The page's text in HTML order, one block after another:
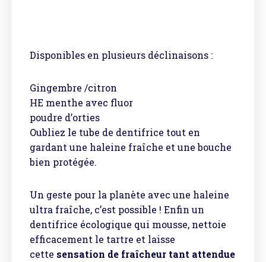
Disponibles en plusieurs déclinaisons :
Gingembre /citron
HE menthe avec fluor
poudre d’orties
Oubliez le tube de dentifrice tout en
gardant une haleine fraîche et une bouche
bien protégée.
Un geste pour la planète avec une haleine
ultra fraîche, c’est possible ! Enfin un
dentifrice écologique qui mousse, nettoie
efficacement le tartre et laisse
cette sensation de fraîcheur tant attendue